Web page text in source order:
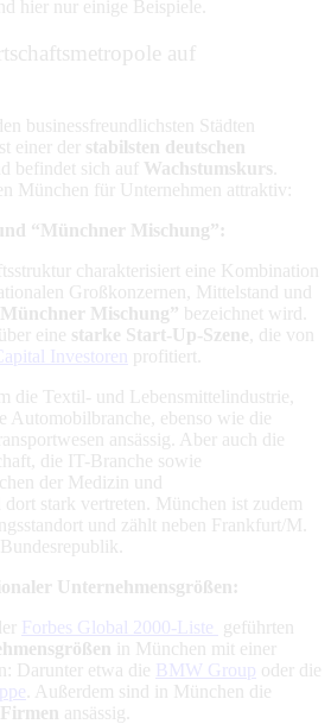
hier nur einige Beispiele.
auf
businessfreundlichsten Städten
einer der stabilsten deutschen
befindet sich auf Wachstumskurs
München für Unternehmen attraktiv:
“Münchner Mischung”:
charakterisiert eine Kombination
Großkonzernen, Mittelstand und
Mischung” bezeichnet wird.
eine starke Start-Up-Szene , die von
Investoren
profitiert.
die Textil- und Lebensmittelindustrie,
Automobilbranche, ebenso wie die
ansässig. Aber auch die
die IT-Branche sowie
der Medizin und
stark vertreten. München ist zudem
und zählt neben Frankfurt/M.
Unternehmensgrößen:
Forbes Global 2000-Liste geführten
in München mit einer
Darunter etwa die BMW Group oder die
. Außerdem sind in München die
ansässig.